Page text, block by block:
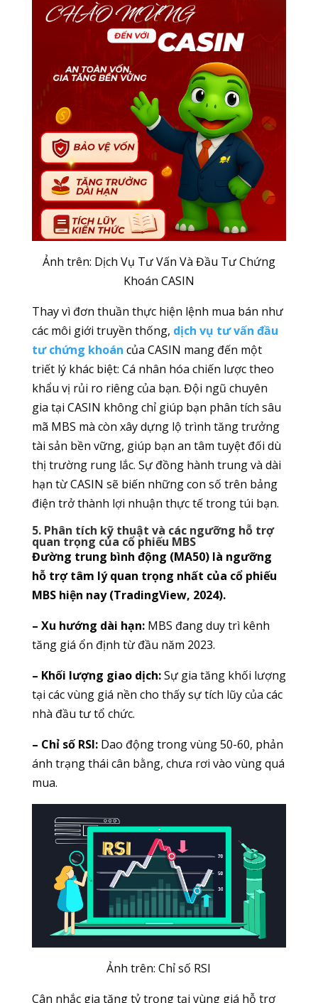
Ảnh trên: Dịch Vụ Tư Vấn Và Đầu Tư Chứng
Khoán CASIN
Thay vì đơn thuần thực hiện lệnh mua bán như
các môi giới truyền thống, dịch vụ tư vấn đầu
tư chứng khoán của CASIN mang đến một
triết lý khác biệt: Cá nhân hóa chiến lược theo
khẩu vị rủi ro riêng của bạn. Đội ngũ chuyên
gia tại CASIN không chỉ giúp bạn phân tích sâu
mã MBS mà còn xây dựng lộ trình tăng trưởng
tài sản bền vững, giúp bạn an tâm tuyệt đối dù
thị trường rung lắc. Sự đồng hành trung và dài
hạn từ CASIN sẽ biến những con số trên bảng
điện trở thành lợi nhuận thực tế trong túi bạn.
5. Phân tích kỹ thuật và các ngưỡng hỗ trợ
quan trọng của cổ phiếu MBS
Đường trung bình động (MA50) là ngưỡng
hỗ trợ tâm lý quan trọng nhất của cổ phiếu
MBS hiện nay (TradingView, 2024).
– Xu hướng dài hạn:MBS đang duy trì kênh
tăng giá ổn định từ đầu năm 2023.
– Khối lượng giao dịch:Sự gia tăng khối lượng
tại các vùng giá nền cho thấy sự tích lũy của các
nhà đầu tư tổ chức.
– Chỉ số RSI:Dao động trong vùng 50-60, phản
ánh trạng thái cân bằng, chưa rơi vào vùng quá
mua.
Ảnh trên: Chỉ số RSI
Cân nhắc gia tăng tỷ trọng tại vùng giá hỗ trợ